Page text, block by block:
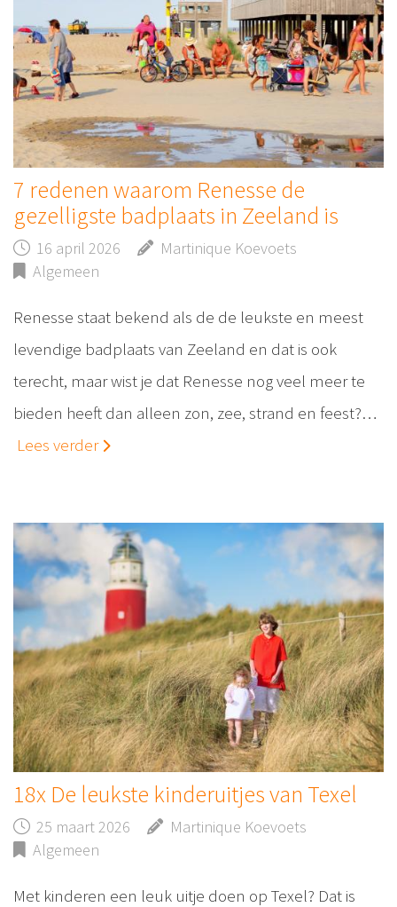
7 redenen waarom Renesse de
gezelligste badplaats in Zeeland is
16 april 2026
Martinique Koevoets
Algemeen
Renesse staat bekend als de de leukste en meest
levendige badplaats van Zeeland en dat is ook
terecht, maar wist je dat Renesse nog veel meer te
bieden heeft dan alleen zon, zee, strand en feest?…
Lees verder
18x De leukste kinderuitjes van Texel
25 maart 2026
Martinique Koevoets
Algemeen
Met kinderen een leuk uitje doen op Texel? Dat is